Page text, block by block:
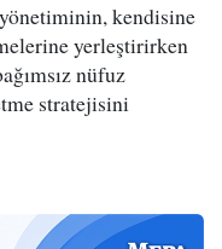
kendisine
yerleştirirken
nüfuz
stratejisini